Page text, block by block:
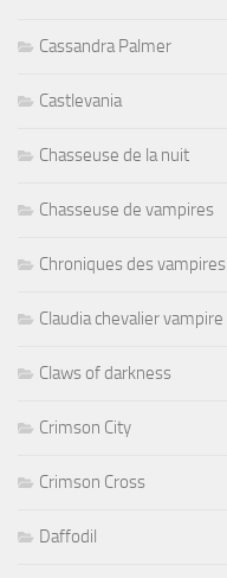
Cassandra Palmer
Castlevania
Chasseuse de la nuit
Chasseuse de vampires
Chroniques des vampires
Claudia chevalier vampire
Claws of darkness
Crimson City
Crimson Cross
Daffodil